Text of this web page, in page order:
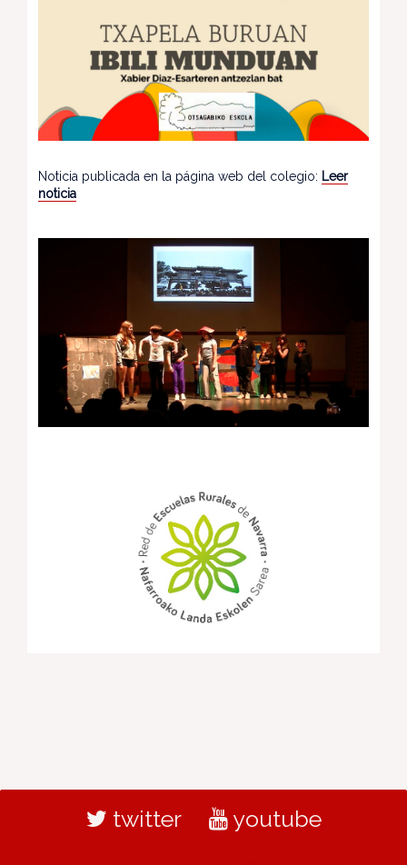
Noticia publicada en la página web del colegio: Leer
noticia
twitter youtube